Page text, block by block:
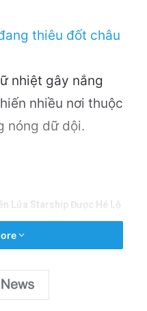
nhiệt gây nắng
nhiều nơi thuộc
nóng dữ dội.
Lửa Starship Được Hé Lộ
chuẩn bị va chạm với Mặt
trụ sắp xảy ra!